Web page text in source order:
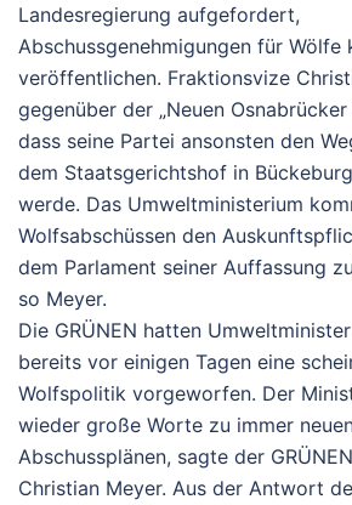
Landesregierung aufgefordert,
Abschussgenehmigungen für
veröffentlichen. Fraktionsvize
gegenüber der „Neuen
dass seine Partei ansonsten den
dem Staatsgerichtshof in
werde. Das Umweltministerium
Wolfsabschüssen den
dem Parlament seiner Auffassung
so Meyer.
Die GRÜNEN hatten
bereits vor einigen Tagen eine
Wolfspolitik vorgeworfen. Der
wieder große Worte zu immer
Abschussplänen, sagte der
Christian Meyer. Aus der Antwort